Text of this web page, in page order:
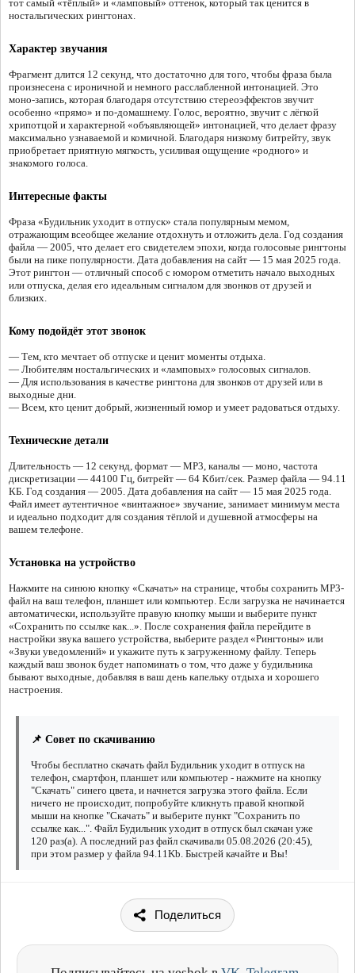
тот самый «тёплый» и «ламповый» оттенок, который так ценится в
ностальгических рингтонах.
Характер звучания
Фрагмент длится 12 секунд, что достаточно для того, чтобы фраза была
произнесена с ироничной и немного расслабленной интонацией. Это
моно-запись, которая благодаря отсутствию стереоэффектов звучит
особенно «прямо» и по-домашнему. Голос, вероятно, звучит с лёгкой
хрипотцой и характерной «объявляющей» интонацией, что делает фразу
максимально узнаваемой и комичной. Благодаря низкому битрейту, звук
приобретает приятную мягкость, усиливая ощущение «родного» и
знакомого голоса.
Интересные факты
Фраза «Будильник уходит в отпуск» стала популярным мемом,
отражающим всеобщее желание отдохнуть и отложить дела. Год создания
файла — 2005, что делает его свидетелем эпохи, когда голосовые рингтоны
были на пике популярности. Дата добавления на сайт — 15 мая 2025 года.
Этот рингтон — отличный способ с юмором отметить начало выходных
или отпуска, делая его идеальным сигналом для звонков от друзей и
близких.
Кому подойдёт этот звонок
— Тем, кто мечтает об отпуске и ценит моменты отдыха.
— Любителям ностальгических и «ламповых» голосовых сигналов.
— Для использования в качестве рингтона для звонков от друзей или в
выходные дни.
— Всем, кто ценит добрый, жизненный юмор и умеет радоваться отдыху.
Технические детали
Длительность — 12 секунд, формат — MP3, каналы — моно, частота
дискретизации — 44100 Гц, битрейт — 64 Кбит/сек. Размер файла — 94.11
КБ. Год создания — 2005. Дата добавления на сайт — 15 мая 2025 года.
Файл имеет аутентичное «винтажное» звучание, занимает минимум места
и идеально подходит для создания тёплой и душевной атмосферы на
вашем телефоне.
Установка на устройство
Нажмите на синюю кнопку «Скачать» на странице, чтобы сохранить MP3-
файл на ваш телефон, планшет или компьютер. Если загрузка не начинается
автоматически, используйте правую кнопку мыши и выберите пункт
«Сохранить по ссылке как...». После сохранения файла перейдите в
настройки звука вашего устройства, выберите раздел «Рингтоны» или
«Звуки уведомлений» и укажите путь к загруженному файлу. Теперь
каждый ваш звонок будет напоминать о том, что даже у будильника
бывают выходные, добавляя в ваш день капельку отдыха и хорошего
настроения.
📌 Совет по скачиванию
Чтобы бесплатно скачать файл Будильник уходит в отпуск на
телефон, смартфон, планшет или компьютер - нажмите на кнопку
"Скачать" синего цвета, и начнется загрузка этого файла. Если
ничего не происходит, попробуйте кликнуть правой кнопкой
мыши на кнопке "Скачать" и выберите пункт "Сохранить по
ссылке как...". Файл Будильник уходит в отпуск был скачан уже
120 раз(а). А последний раз файл скачивали 05.08.2026 (20:45),
при этом размер у файла 94.11Kb. Быстрей качайте и Вы!
Поделиться